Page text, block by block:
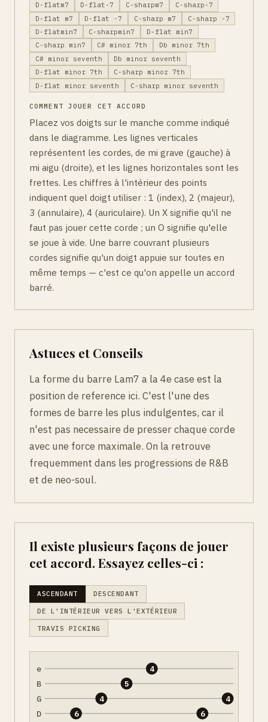
D-flatm7
D-flat-7 C-sharpm7
C-sharp-7
D-flat m7
D-flat -7 C-sharp m7
C-sharp -7
D-flatmin7
C-sharpmin7
D-flat min7
C-sharp min7
C# minor 7th
Db minor 7th
C# minor seventh
Db minor seventh
D-flat minor 7th
C-sharp minor 7th
D-flat minor seventh
C-sharp minor seventh
COMMENT JOUER CET ACCORD
Placez vos doigts sur le manche comme indiqué
dans le diagramme. Les lignes verticales
représentent les cordes, de mi grave (gauche) à
mi aigu (droite), et les lignes horizontales sont les
frettes. Les chiffres à l'intérieur des points
indiquent quel doigt utiliser : 1 (index), 2 (majeur),
3 (annulaire), 4 (auriculaire). Un X signifie qu'il ne
faut pas jouer cette corde ; un O signifie qu'elle
se joue à vide. Une barre couvrant plusieurs
cordes signifie qu'un doigt appuie sur toutes en
même temps — c'est ce qu'on appelle un accord
barré.
Astuces et Conseils
La forme du barre Lam7 a la 4e case est la
position de reference ici. C'est l'une des
formes de barre les plus indulgentes, car il
n'est pas necessaire de presser chaque corde
avec une force maximale. On la retrouve
frequemment dans les progressions de R&B
et de neo-soul.
Il existe plusieurs façons de jouer
cet accord. Essayez celles-ci :
ASCENDANT DESCENDANT
DE L'INTÉRIEUR VERS L'EXTÉRIEUR
TRAVIS PICKING
e
B
G
D
6
4
5
4
6
4